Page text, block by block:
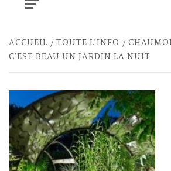
Menu
ACCUEIL TOUTE L'INFO
C’EST BEAU UN JARDIN LA NUIT